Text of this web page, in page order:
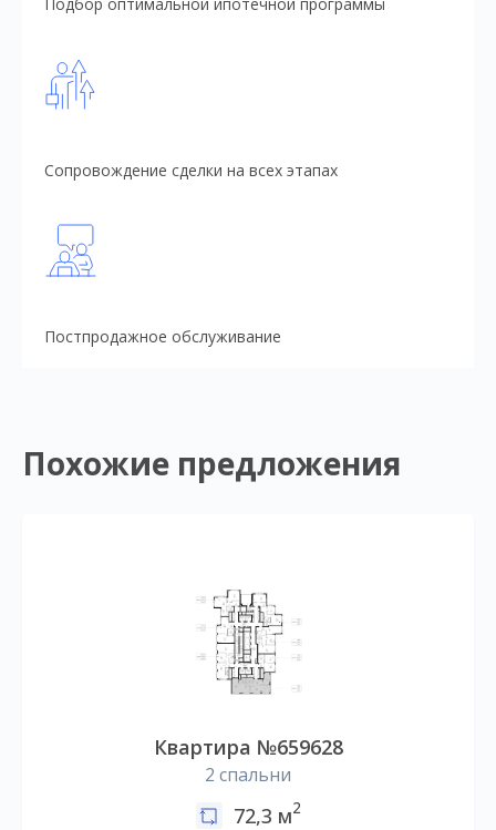
Сопровождение сделки на всех этапах
Постпродажное обслуживание
Похожие предложения
Квартира №659628
2 спальни
72,3 м2